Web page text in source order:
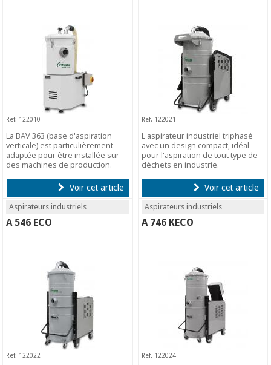
Ref. 122010
La BAV 363 (base d'aspiration
verticale) est particulièrement
adaptée pour être installée sur
des machines de production.
Voir cet article
Ref. 122021
L'aspirateur industriel triphasé
avec un design compact, idéal
pour l'aspiration de tout type de
déchets en industrie.
Voir cet article
Aspirateurs industriels
A 546 ECO
Ref. 122022
Aspirateurs industriels
A 746 KECO
Ref. 122024